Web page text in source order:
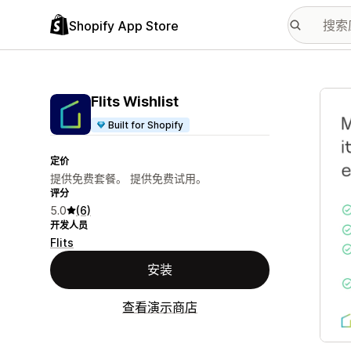
Shopify App Store
Flits Wishlist
Built for Shopify
定价
提供免费套餐。 提供免费试用。
评分
5.0 (6)
开发人员
Flits
安装
查看演示商店
配图